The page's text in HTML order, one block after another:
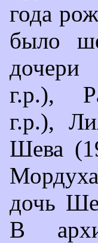
года
было
г.р.),
г.р.),
Шева
дочь
В